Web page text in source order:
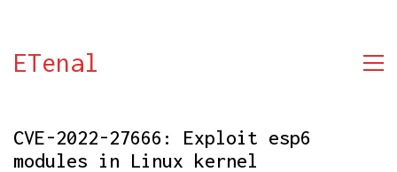
ETenal
CVE-2022-27666: Exploit esp6
modules in Linux kernel